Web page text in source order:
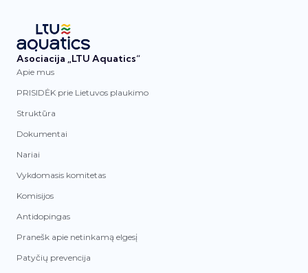
Asociacija „LTU Aquatics“
Apie mus
PRISIDĖK prie Lietuvos plaukimo
Struktūra
Dokumentai
Nariai
Vykdomasis komitetas
Komisijos
Antidopingas
Pranešk apie netinkamą elgesį
Patyčių prevencija